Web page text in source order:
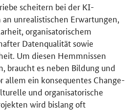
scheitern bei der KI-
unrealistischen Erwartungen,
organisatorischem
Datenqualität sowie
Um diesen Hemmnissen
braucht es neben Bildung und
allem ein konsequentes Change-
und organisatorische
wird bislang oft